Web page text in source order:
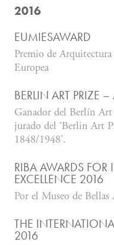
2016
EUMIESAWARD
Premio de
Europea
BERLIN ART PRIZE
Ganador del Berlín
jurado del ‘Berlin Art
1848/1948’.
RIBA AWARDS FOR
EXCELLENCE 2016
Por el Museo de Bellas
THE
2016